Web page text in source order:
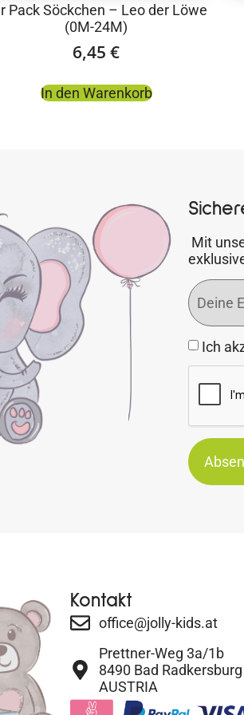
Pack Söckchen – Leo der Löwe
(0M-24M)
6,45 €
In den Warenkorb
Mit
Ich
Kontakt
office@jolly-kids.at
Prettner-Weg 3a/1b
8490 Bad Radkersburg
AUSTRIA